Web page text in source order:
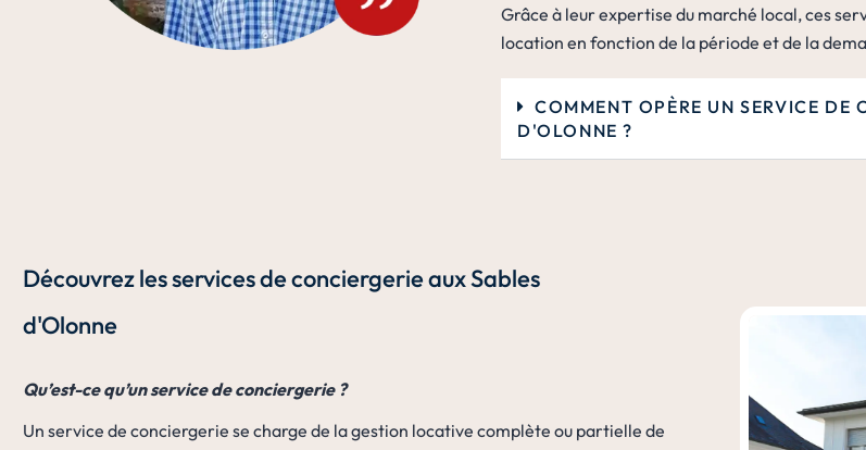
Grâce à leur expertise du marché local, ces
location en fonction de la période et de la
COMMENT OPÈRE UN SERVICE DE
D'OLONNE ?
Découvrez les services de conciergerie aux Sables
d'Olonne
Qu’est-ce qu’un service de conciergerie ?
Un service de conciergerie se charge de la gestion locative complète ou partielle de